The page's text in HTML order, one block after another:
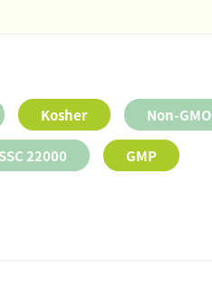
Kosher Non-GMO
22000 GMP